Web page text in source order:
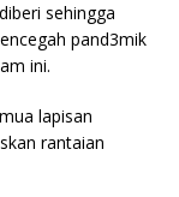
sehingga
pand3mik
ini.
lapisan
rantaian